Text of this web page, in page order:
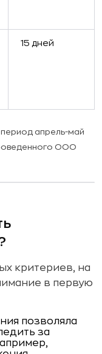
15 дней
апрель-май
ООО
критериев, на
в первую
позволяла
за